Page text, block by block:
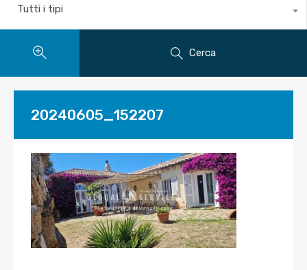
Tutti i tipi
Cerca
20240605_152207